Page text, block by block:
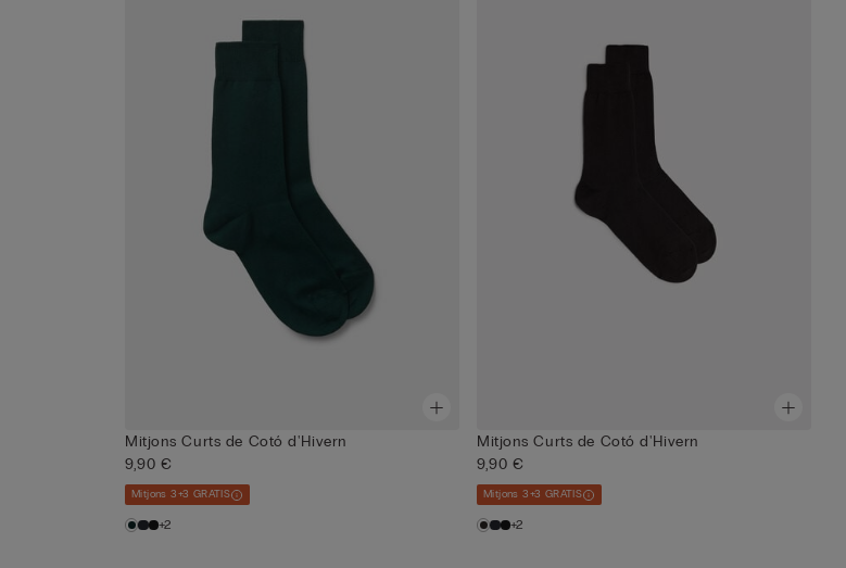
Mitjons Curts de Cotó d'Hivern
9,90 €
Mitjons 3+3 GRATIS
+2
Mitjons Curts de Cotó d'Hivern
9,90 €
Mitjons 3+3 GRATIS
+2